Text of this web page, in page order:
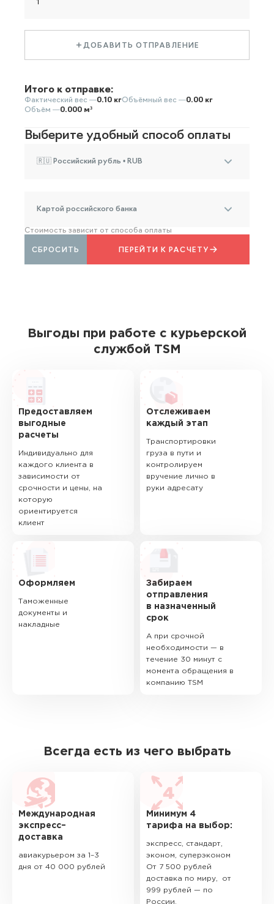
ДОБАВИТЬ ОТПРАВЛЕНИЕ
Итого к отправке:
Фактический вес —0.10 кгОбъёмный вес —0.00 кг
Объём —0.000 м³
Выберите удобный способ оплаты
🇷🇺 Российский рубль • RUB
Картой российского банка
Стоимость зависит от способа оплаты
ПЕРЕЙТИ К РАСЧЕТУ
СБРОСИТЬ
Выгоды при работе с курьерской
службой TSM
Предоставляем
выгодные
расчеты
Индивидуально для
каждого клиента в
зависимости от
срочности и цены, на
которую
ориентируется
клиент
Отслеживаем
каждый этап
Транспортировки
груза в пути и
контролируем
вручение лично в
руки адресату
Оформляем
Таможенные
документы и
накладные
Забираем
отправления
в назначенный
срок
А при срочной
необходимости — в
течение 30 минут с
момента обращения в
компанию TSM
Всегда есть из чего выбрать
Международная
экспресс–
доставка
авиакурьером за 1–3
дня от 40 000 рублей
Минимум 4
тарифа на выбор:
экспресс, стандарт,
эконом, суперэконом
От 7 500 рублей
доставка по миру, от
999 рублей — по
России.